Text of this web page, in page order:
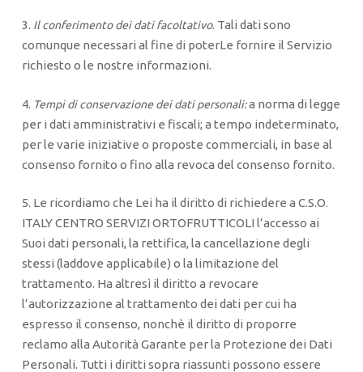
3. Il conferimento dei dati facoltativo. Tali dati sono
comunque necessari al fine di poterLe fornire il Servizio
richiesto o le nostre informazioni.
4. Tempi di conservazione dei dati personali:a norma di legge
per i dati amministrativi e fiscali; a tempo indeterminato,
per le varie iniziative o proposte commerciali, in base al
consenso fornito o fino alla revoca del consenso fornito.
5. Le ricordiamo che Lei ha il diritto di richiedere a C.S.O.
ITALY CENTRO SERVIZI ORTOFRUTTICOLI l’accesso ai
Suoi dati personali, la rettifica, la cancellazione degli
stessi (laddove applicabile) o la limitazione del
trattamento. Ha altresì il diritto a revocare
l’autorizzazione al trattamento dei dati per cui ha
espresso il consenso, nonchè il diritto di proporre
reclamo alla Autorità Garante per la Protezione dei Dati
Personali. Tutti i diritti sopra riassunti possono essere